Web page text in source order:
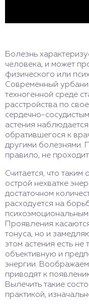
Болезнь
человека, и может
физического или
Современный
техногенной среде
расстройства по
сердечно-
астения
обратившегося к
другими болезнями.
правило, не
Считается, что
острой нехватке
достаточном
расходуется на
Проявления
тонуса, но и
этом астения есть не
объективную и
энергии.
приводят к
Вылечить такие
практикой,